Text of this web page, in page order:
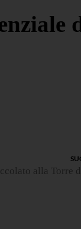
alla Torre